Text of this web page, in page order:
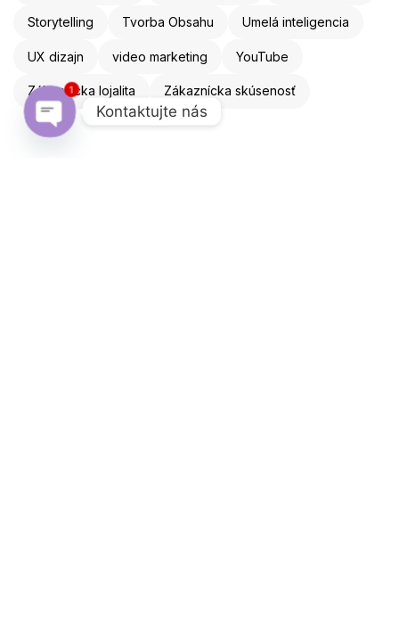
Storytelling Tvorba Obsahu Umelá inteligencia
UX dizajn video marketing YouTube
Zákaznícka lojalita Zákaznícka skúsenosť
Kontaktujte nás
1